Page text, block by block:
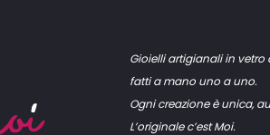
Gioielli artigianali in vetro
fatti a mano uno a uno.
Ogni creazione è unica,
L’originale c’est Moi.